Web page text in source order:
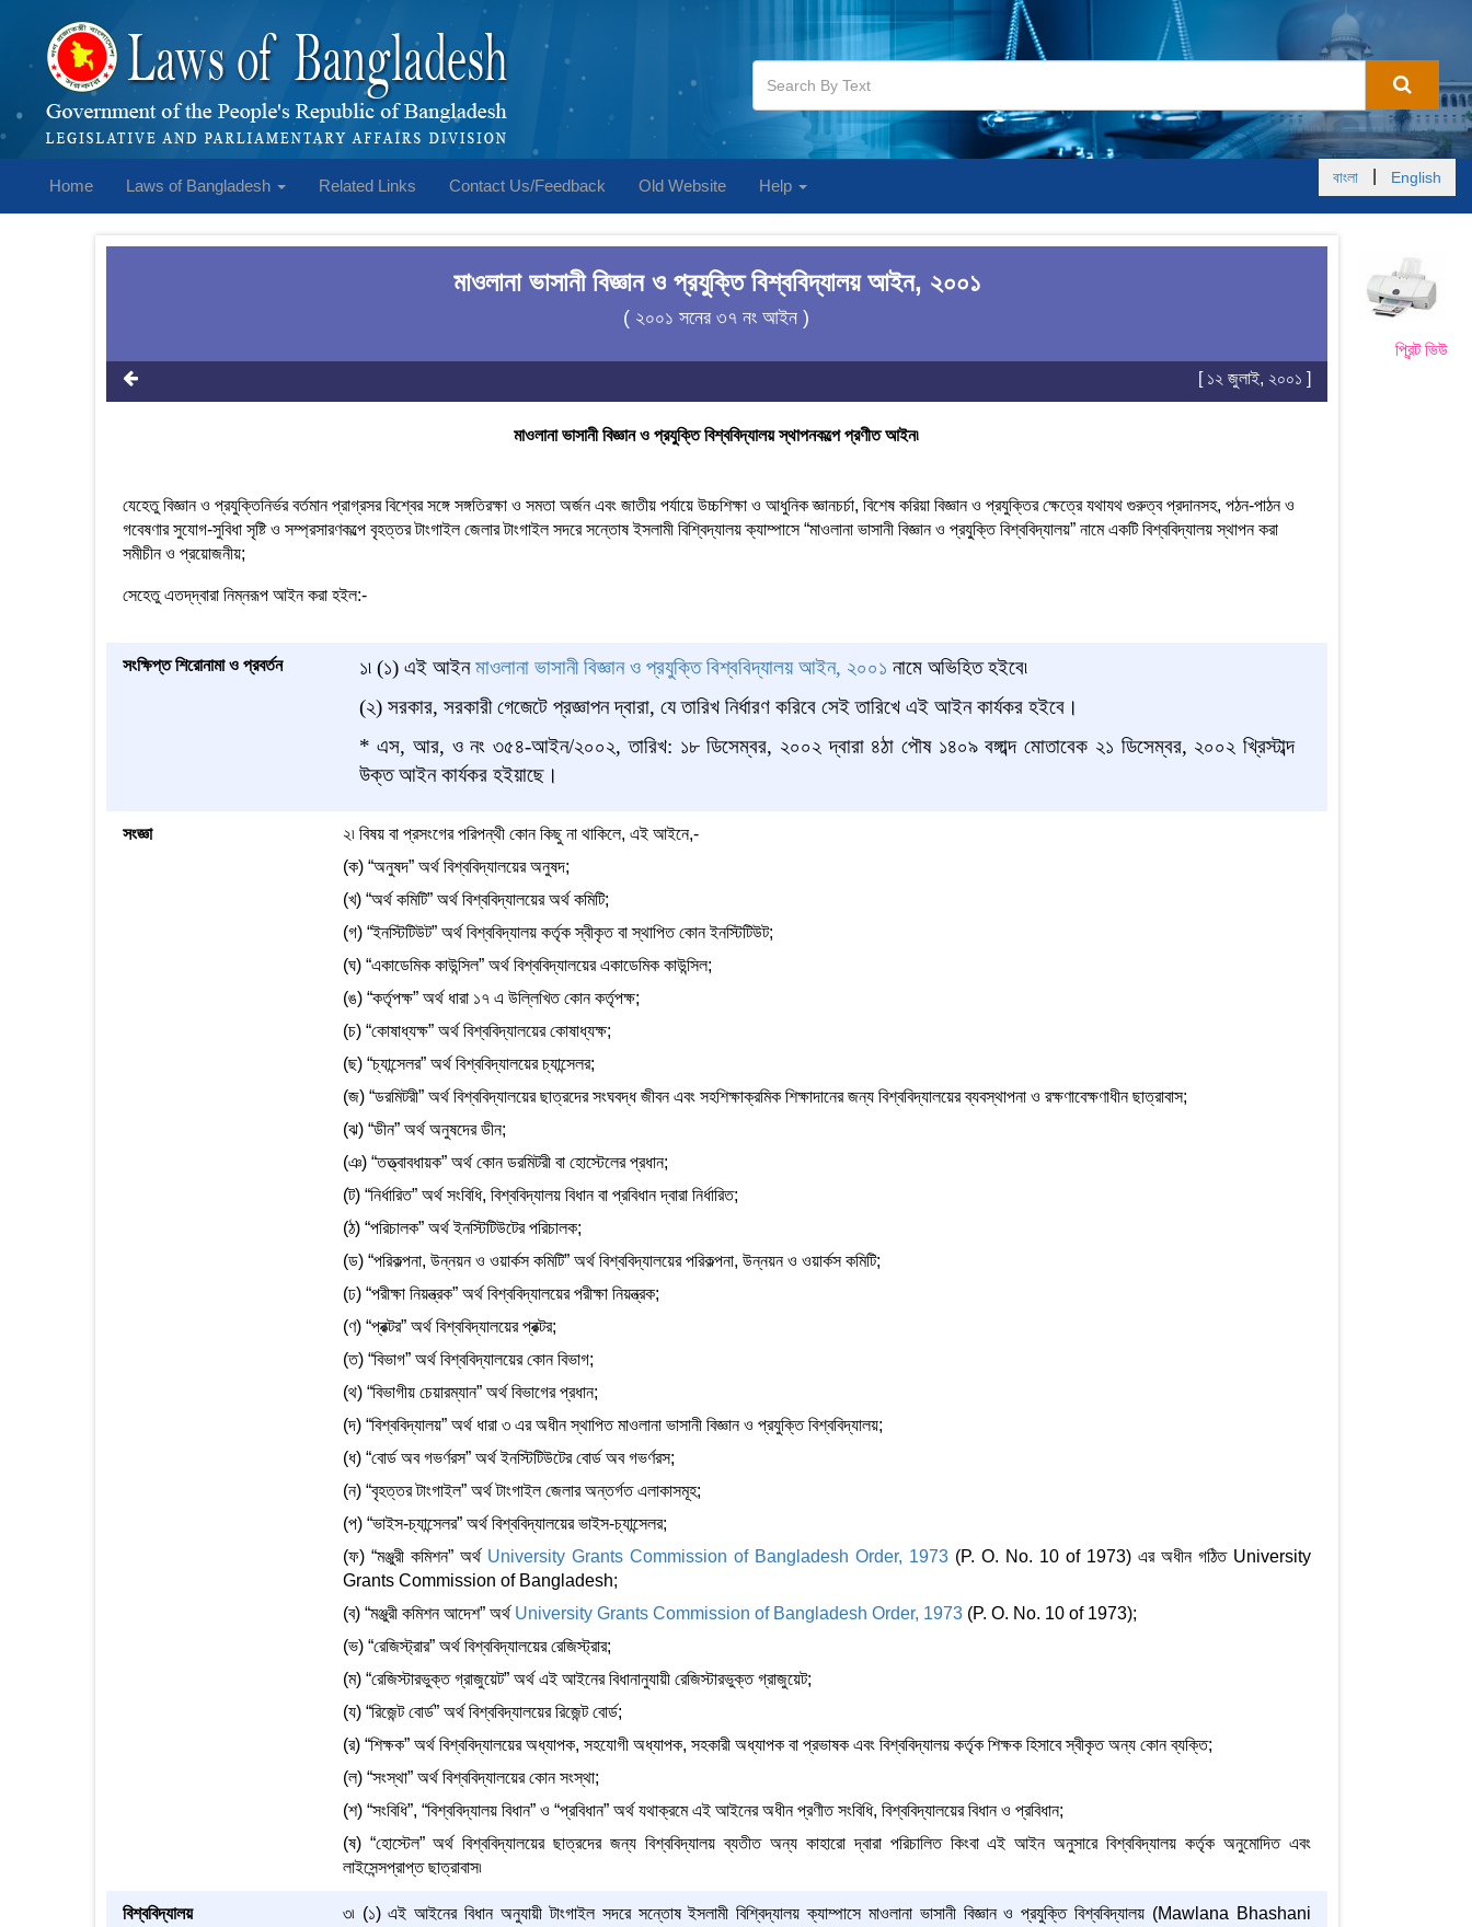
Home Laws of Bangladesh Related Links Contact Us/Feedback Old Website Help বাংলা English
প্রিন্ট ভিউ
মাওলানা ভাসানী বিজ্ঞান ও প্রযুক্তি বিশ্ববিদ্যালয় আইন, ২০০১
( ২০০১ সনের ৩৭ নং আইন )
[ ১২ জুলাই, ২০০১ ]
মাওলানা ভাসানী বিজ্ঞান ও প্রযুক্তি বিশ্ববিদ্যালয় স্থাপনকল্পে প্রণীত আইন৷
যেহেতু বিজ্ঞান ও প্রযুক্তিনির্ভর বর্তমান প্রাগ্রসর বিশ্বের সঙ্গে সঙ্গতিরক্ষা ও সমতা অর্জন এবং জাতীয় পর্যায়ে উচ্চশিক্ষা ও আধুনিক জ্ঞানচর্চা, বিশেষ করিয়া বিজ্ঞান ও প্রযুক্তির ক্ষেত্রে যথাযথ গুরুত্ব প্রদানসহ, পঠন-পাঠন ও
গবেষণার সুযোগ-সুবিধা সৃষ্টি ও সম্প্রসারণকল্পে বৃহত্তর টাংগাইল জেলার টাংগাইল সদরে সন্তোষ ইসলামী বিশ্বিদ্যালয় ক্যাম্পাসে “মাওলানা ভাসানী বিজ্ঞান ও প্রযু্‌ক্তি বিশ্ববিদ্যালয়” নামে একটি বিশ্ববিদ্যালয় স্থাপন করা
সমীচীন ও প্রয়োজনীয়;
সেহেতু এতদ্‌দ্বারা নিম্নরূপ আইন করা হইল:-
সংক্ষিপ্ত শিরোনামা ও প্রবর্তন ১৷ (১) এই আইনমাওলানা ভাসানী বিজ্ঞান ও প্রযুক্তি বিশ্ববিদ্যালয় আইন, ২০০১ নামে অভিহিত হইবে৷
(২) সরকার, সরকারী গেজেটে প্রজ্ঞাপন দ্বারা, যে তারিখ নির্ধারণ করিবে সেই তারিখে এই আইন কার্যকর হইবে।
* এস, আর, ও নং ৩৫৪-আইন/২০০২, তারিখ: ১৮ ডিসেম্বর, ২০০২ দ্বারা ৪ঠা পৌষ ১৪০৯ বঙ্গাব্দ মোতাবেক ২১ ডিসেম্বর, ২০০২ খ্রিস্টাব্দ
উক্ত আইন কার্যকর হইয়াছে।
সংজ্ঞা
২৷ বিষয় বা প্রসংগের পরিপন্থী কোন কিছু না থাকিলে, এই আইনে,-
(ক) “অনুষদ” অর্থ বিশ্ববিদ্যালয়ের অনুষদ;
(খ) “অর্থ কমিটি” অর্থ বিশ্ববিদ্যালয়ের অর্থ কমিটি;
(গ) “ইনস্টিটিউট” অর্থ বিশ্ববিদ্যালয় কর্তৃক স্বীকৃত বা স্থাপিত কোন ইনস্টিটিউট;
(ঘ) “একাডেমিক কাউন্সিল” অর্থ বিশ্ববিদ্যালয়ের একাডেমিক কাউন্সিল;
(ঙ) “কর্তৃপক্ষ” অর্থ ধারা ১৭ এ উল্লিখিত কোন কর্তৃপক্ষ;
(চ) “কোষাধ্যক্ষ” অর্থ বিশ্ববিদ্যালয়ের কোষাধ্যক্ষ;
(ছ) “চ্যান্সেলর” অর্থ বিশ্ববিদ্যালয়ের চ্যান্সেলর;
(জ) “ডরমিটরী” অর্থ বিশ্ববিদ্যালয়ের ছাত্রদের সংঘবদ্ধ জীবন এবং সহশিক্ষাক্রমিক শিক্ষাদানের জন্য বিশ্ববিদ্যালয়ের ব্যবস্থাপনা ও রক্ষণাবেক্ষণাধীন ছাত্রাবাস;
(ঝ) “ডীন” অর্থ অনুষদের ডীন;
(ঞ) “তত্ত্বাবধায়ক” অর্থ কোন ডরমিটরী বা হোস্টেলের প্রধান;
(ট) “নির্ধারিত” অর্থ সংবিধি, বিশ্ববিদ্যালয় বিধান বা প্রবিধান দ্বারা নির্ধারিত;
(ঠ) “পরিচালক” অর্থ ইনস্টিটিউটের পরিচালক;
(ড) “পরিকল্পনা, উন্নয়ন ও ওয়ার্কস কমিটি” অর্থ বিশ্ববিদ্যালয়ের পরিকল্পনা, উন্নয়ন ও ওয়ার্কস কমিটি;
(ঢ) “পরীক্ষা নিয়ন্ত্রক” অর্থ বিশ্ববিদ্যালয়ের পরীক্ষা নিয়ন্ত্রক;
(ণ) “প্রক্টর” অর্থ বিশ্ববিদ্যালয়ের প্রক্টর;
(ত) “বিভাগ” অর্থ বিশ্ববিদ্যালয়ের কোন বিভাগ;
(থ) “বিভাগীয় চেয়ারম্যান” অর্থ বিভাগের প্রধান;
(দ) “বিশ্ববিদ্যালয়” অর্থ ধারা ৩ এর অধীন স্থাপিত মাওলানা ভাসানী বিজ্ঞান ও প্রযুক্তি বিশ্ববিদ্যালয়;
(ধ) “বোর্ড অব গভর্ণরস” অর্থ ইনস্টিটিউটের বোর্ড অব গভর্ণরস;
(ন) “বৃহত্তর টাংগাইল” অর্থ টাংগাইল জেলার অন্তর্গত এলাকাসমূহ;
(প) “ভাইস-চ্যান্সেলর” অর্থ বিশ্ববিদ্যালয়ের ভাইস-চ্যান্সেলর;
(ফ) “মঞ্জুরী কমিশন” অর্থ University Grants Commission of Bangladesh Order, 1973 (P. O. No. 10 of 1973) এর অধীন গঠিত University
Grants Commission of Bangladesh;
(ব) “মঞ্জুরী কমিশন আদেশ” অর্থ University Grants Commission of Bangladesh Order, 1973 (P. O. No. 10 of 1973);
(ভ) “রেজিস্ট্রার” অর্থ বিশ্ববিদ্যালয়ের রেজিস্ট্রার;
(ম) “রেজিস্টারভুক্ত গ্রাজুয়েট” অর্থ এই আইনের বিধানানুযায়ী রেজিস্টারভুক্ত গ্রাজুয়েট;
(য) “রিজেন্ট বোর্ড” অর্থ বিশ্ববিদ্যালয়ের রিজেন্ট বোর্ড;
(র) “শিক্ষক” অর্থ বিশ্ববিদ্যালয়ের অধ্যাপক, সহযোগী অধ্যাপক, সহকারী অধ্যাপক বা প্রভাষক এবং বিশ্ববিদ্যালয় কর্তৃক শিক্ষক হিসাবে স্বীকৃত অন্য কোন ব্যক্তি;
(ল) “সংস্থা” অর্থ বিশ্ববিদ্যালয়ের কোন সংস্থা;
(শ) “সংবিধি”, “বিশ্ববিদ্যালয় বিধান” ও “প্রবিধান” অর্থ যথাক্রমে এই আইনের অধীন প্রণীত সংবিধি, বিশ্ববিদ্যালয়ের বিধান ও প্রবিধান;
(ষ) “হোস্টেল” অর্থ বিশ্ববিদ্যালয়ের ছাত্রদের জন্য বিশ্ববিদ্যালয় ব্যতীত অন্য কাহারো দ্বারা পরিচালিত কিংবা এই আইন অনুসারে বিশ্ববিদ্যালয় কর্তৃক অনুমোদিত এবং
লাইসেন্সপ্রাপ্ত ছাত্রাবাস৷
বিশ্ববিদ্যালয়
৩৷ (১) এই আইনের বিধান অনুযায়ী টাংগাইল সদরে সন্তোষ ইসলামী বিশ্বিদ্যালয় ক্যাম্পাসে মাওলানা ভাসানী বিজ্ঞান ও প্রযুক্তি বিশ্ববিদ্যালয় (Mawlana Bhashani